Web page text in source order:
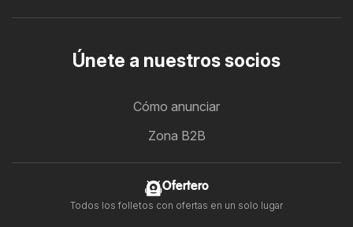
Únete a nuestros socios
Cómo anunciar
Zona B2B
Ofertero
Todos los folletos con ofertas en un solo lugar